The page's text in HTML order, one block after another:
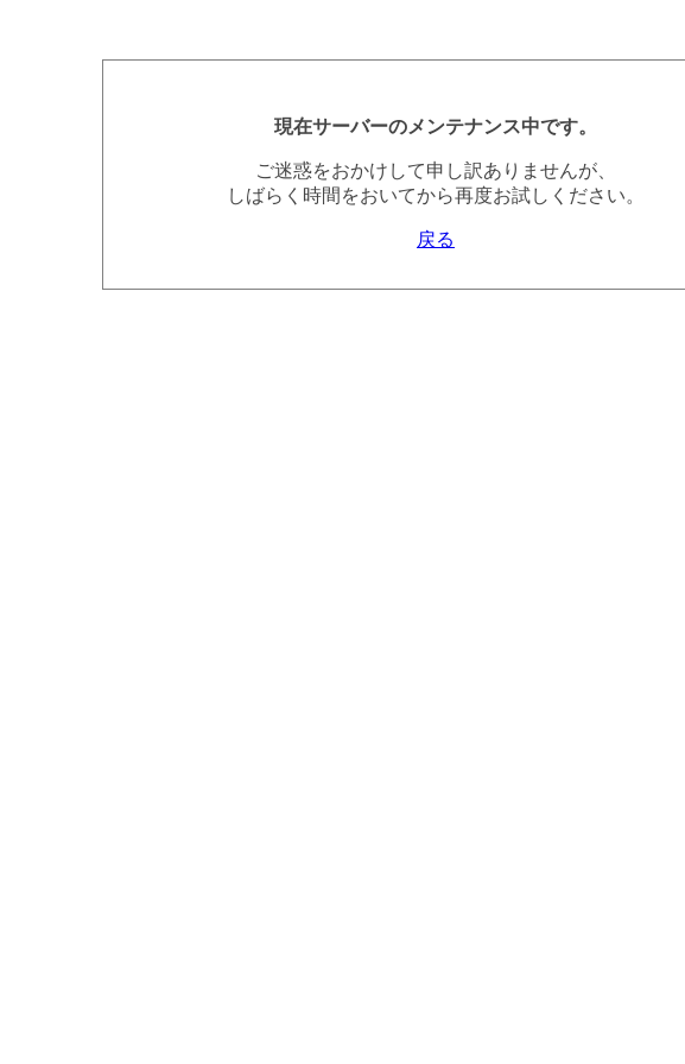
現在サーバーのメンテナンス中です。
ご迷惑をおかけして申し訳ありませんが、
しばらく時間をおいてから再度お試しください。
戻る